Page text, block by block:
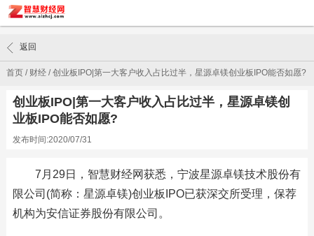
首页/ 财经/创业板IPO|第一大客户收入占比过半，星源卓镁创业板IPO能否如愿?
返回
创业板IPO|第一大客户收入占比过半，星源卓镁创
业板IPO能否如愿?
发布时间:2020/07/31
7月29日，智慧财经网获悉，宁波星源卓镁技术股份有
限公司(简称：星源卓镁)创业板IPO已获深交所受理，保荐
机构为安信证券股份有限公司。